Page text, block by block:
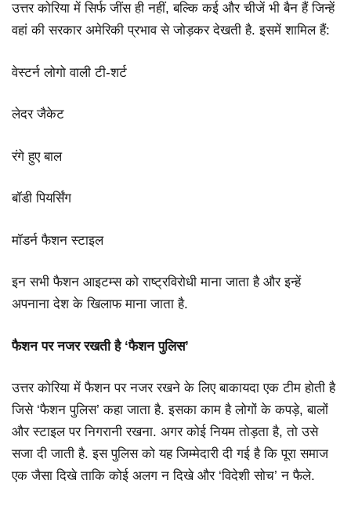
उत्तर कोरिया में सिर्फ जींस ही नहीं, बल्कि कई और चीजें भी बैन हैं जिन्हें
वहां की सरकार अमेरिकी प्रभाव से जोड़कर देखती है. इसमें शामिल हैं:
वेस्टर्न लोगो वाली टी-शर्ट
लेदर जैकेट
रंगे हुए बाल
बॉडी पियर्सिंग
मॉडर्न फैशन स्टाइल
इन सभी फैशन आइटम्स को राष्ट्रविरोधी माना जाता है और इन्हें
अपनाना देश के खिलाफ माना जाता है.
फैशन पर नजर रखती है ‘फैशन पुलिस’
उत्तर कोरिया में फैशन पर नजर रखने के लिए बाकायदा एक टीम होती है
जिसे ‘फैशन पुलिस’ कहा जाता है. इसका काम है लोगों के कपड़े, बालों
और स्टाइल पर निगरानी रखना. अगर कोई नियम तोड़ता है, तो उसे
सजा दी जाती है. इस पुलिस को यह जिम्मेदारी दी गई है कि पूरा समाज
एक जैसा दिखे ताकि कोई अलग न दिखे और ‘विदेशी सोच’ न फैले.